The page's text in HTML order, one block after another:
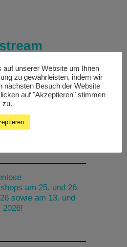
am 25. und 26.
sowie am 13. und
2026!
auf unserer Website um Ihnen
zu gewährleisten, indem wir
nächsten Besuch der Website
auf "Akzeptieren" stimmen
zu.